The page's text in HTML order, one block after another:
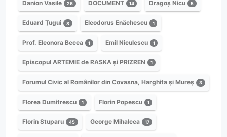
Danion Vasile 26 DOCUMENT 14 Dragoș Nicu 5
Eduard Țugui 8 Eleodorus Enăchescu 1
Prof. Eleonora Becea 1 Emil Niculescu 1
Episcopul ARTEMIE de RASKA și PRIZREN 1
Forumul Civic al Românilor din Covasna, Harghita și Mureș 3
Florea Dumitrescu 1 Florin Popescu 1
Florin Stuparu 45 George Mihalcea 17